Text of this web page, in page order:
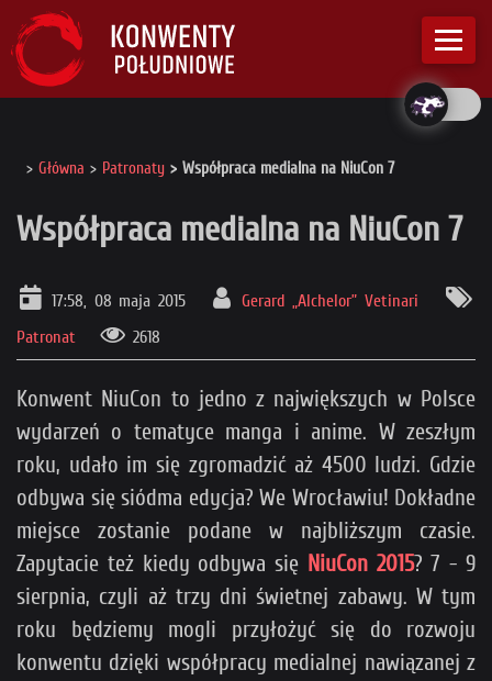
Główna Patronaty Współpraca medialna na NiuCon 7
Współpraca medialna na NiuCon 7
17:58, 08 maja 2015
Gerard „Alchelor” Vetinari
Patronat
2618
Konwent NiuCon to jedno z największych w Polsce
wydarzeń o tematyce manga i anime. W zeszłym
roku, udało im się zgromadzić aż 4500 ludzi. Gdzie
odbywa się siódma edycja? We Wrocławiu! Dokładne
miejsce zostanie podane w najbliższym czasie.
Zapytacie też kiedy odbywa się NiuCon 2015? 7 - 9
sierpnia, czyli aż trzy dni świetnej zabawy. W tym
roku będziemy mogli przyłożyć się do rozwoju
konwentu dzięki współpracy medialnej nawiązanej z